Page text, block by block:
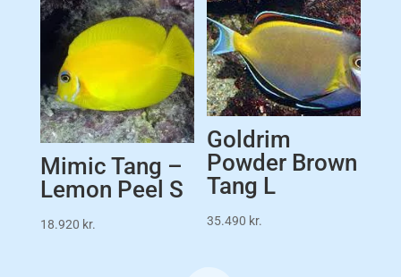
Mimic Tang –
Lemon Peel S
18.920 kr.
Goldrim
Powder Brown
Tang L
35.490 kr.